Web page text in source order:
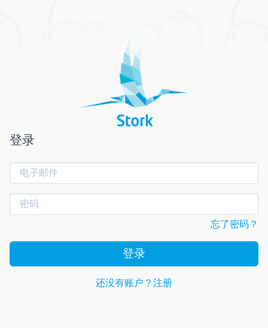
登录
忘了密码？
登录
还没有账户？注册